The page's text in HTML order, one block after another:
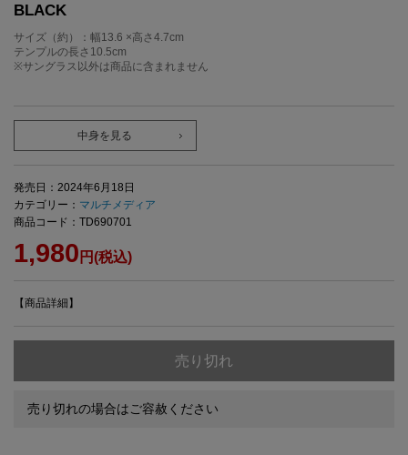
BLACK
サイズ（約）：幅13.6 ×高さ4.7cm
テンプルの長さ10.5cm
※サングラス以外は商品に含まれません
中身を見る
発売日：2024年6月18日
カテゴリー： マルチメディア
商品コード：TD690701
1,980 円(税込)
【商品詳細】
売り切れ
売り切れの場合はご容赦ください